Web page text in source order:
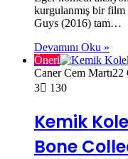
kurgulanmış bir
Guys (2016) tam…
Devamını Oku »
Öneri
Caner Cem Martı22
3
130
Kemik
Bone